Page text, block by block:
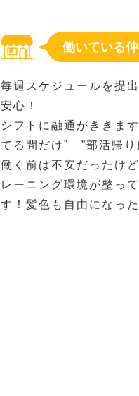
働いている
毎週スケジュールを提
安心！
シフトに融通がききま
てる間だけ” ”部活帰り
働く前は不安だったけ
レーニング環境が整っ
す！髪色も自由になっ